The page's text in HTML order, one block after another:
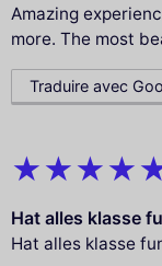
Amazing
more. The most
Traduire avec
Hat alles klasse
Hat alles klasse